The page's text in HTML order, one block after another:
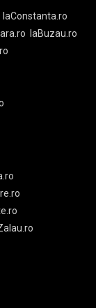
laConstanta.ro
laBuzau.ro